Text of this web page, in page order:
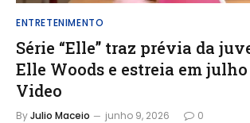
ENTRETENIMENTO
Série “Elle” traz prévia da
Elle Woods e estreia em
Video
ByJulio Maceio junho 9, 2026 0